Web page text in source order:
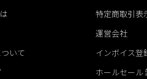
いて
特定商取引表
運営会社
インボイス登
ホールセール